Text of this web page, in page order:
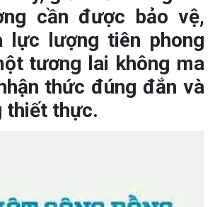
cần được bảo vệ,
lực lượng tiên phong
tương lai không ma
thức đúng đắn và
thiết thực.